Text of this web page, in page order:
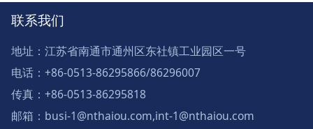
联系我们
地址：江苏省南通市通州区东社镇工业园区一号
电话：+86-0513-86295866/86296007
传真：+86-0513-86295818
邮箱：busi-1@nthaiou.com,int-1@nthaiou.com